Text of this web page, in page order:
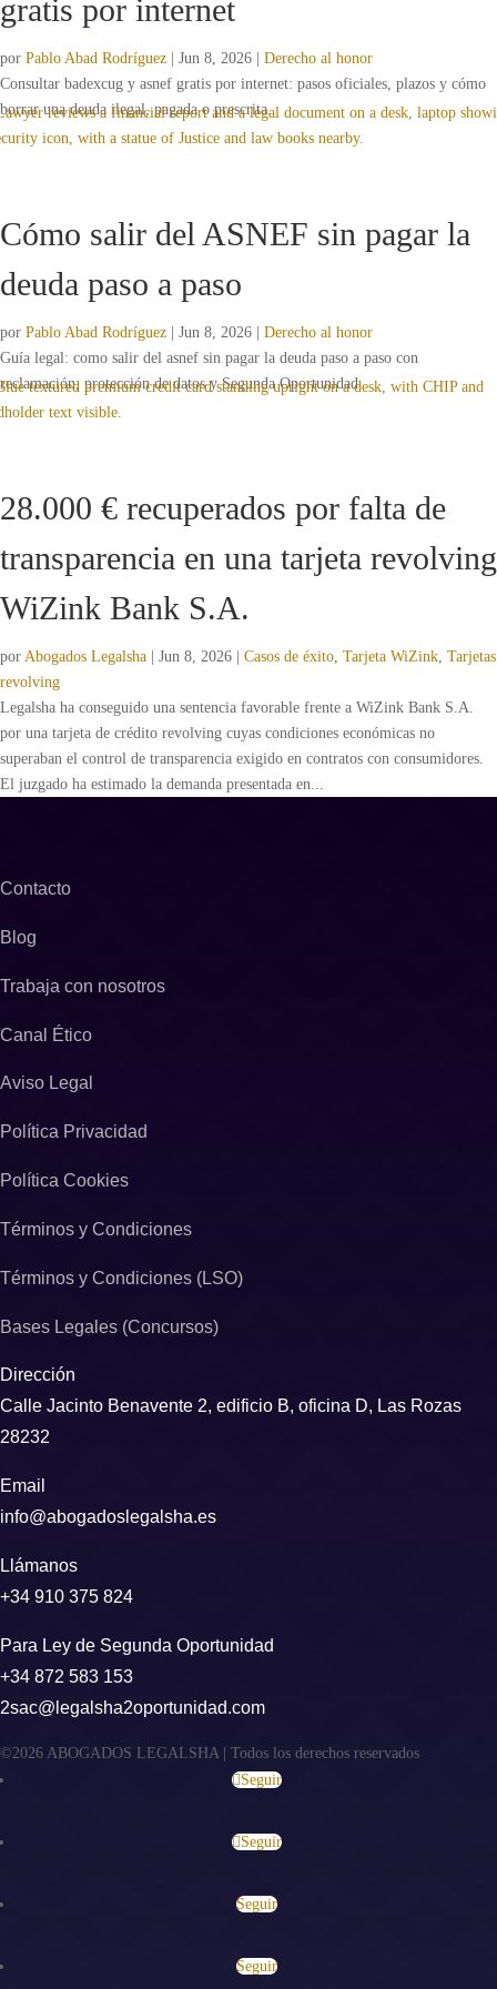
gratis por internet
por Pablo Abad Rodríguez Jun 8, 2026
Derecho al honor
Consultar badexcug y asnef gratis por internet: pasos oficiales, plazos y cómo
borrar una deuda ilegal, pagada o prescrita.
Cómo salir del ASNEF sin pagar la
deuda paso a paso
por Pablo Abad Rodríguez Jun 8, 2026
Derecho al honor
Guía legal: como salir del asnef sin pagar la deuda paso a paso con
reclamación, protección de datos y Segunda Oportunidad.
28.000 € recuperados por falta de
transparencia en una tarjeta revolving
WiZink Bank S.A.
por Abogados Legalsha Jun 8, 2026 Casos de éxito Tarjeta WiZink Tarjetas
revolving
Legalsha ha conseguido una sentencia favorable frente a WiZink Bank S.A.
por una tarjeta de crédito revolving cuyas condiciones económicas no
superaban el control de transparencia exigido en contratos con consumidores.
El juzgado ha estimado la demanda presentada en...
Contacto
Blog
Trabaja con nosotros
Canal Ético
Aviso Legal
Política Privacidad
Política Cookies
Términos y Condiciones
Términos y Condiciones (LSO)
Bases Legales (Concursos)
Dirección
Calle Jacinto Benavente 2, edificio B, oficina D, Las Rozas
28232
Email
info@abogadoslegalsha.es
Llámanos
+34 910 375 824
Para Ley de Segunda Oportunidad
+34 872 583 153
2sac@legalsha2oportunidad.com
©2026 ABOGADOS LEGALSHA | Todos los derechos reservados
Seguir
Seguir
Seguir
Seguir